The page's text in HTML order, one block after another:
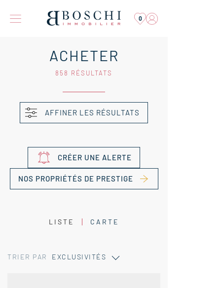
0
ACHETER
858 RÉSULTATS
AFFINER LES RÉSULTATS
CRÉER UNE ALERTE
NOS PROPRIÉTÉS DE PRESTIGE
LISTE CARTE
TRIER PAR EXCLUSIVITÉS